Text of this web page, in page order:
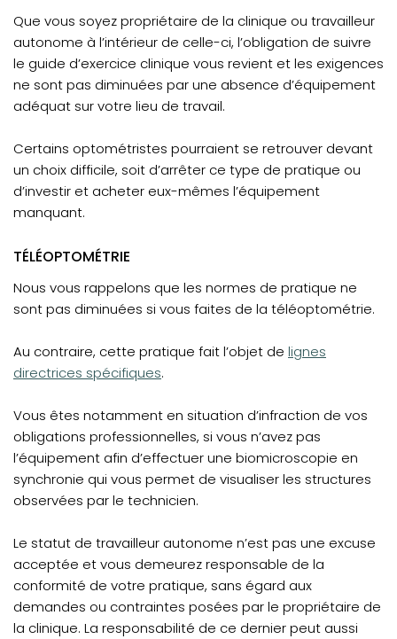
Que vous soyez propriétaire de la clinique ou travailleur
autonome à l’intérieur de celle-ci, l’obligation de suivre
le guide d’exercice clinique vous revient et les exigences
ne sont pas diminuées par une absence d’équipement
adéquat sur votre lieu de travail.
Certains optométristes pourraient se retrouver devant
un choix difficile, soit d’arrêter ce type de pratique ou
d’investir et acheter eux-mêmes l’équipement
manquant.
TÉLÉOPTOMÉTRIE
Nous vous rappelons que les normes de pratique ne
sont pas diminuées si vous faites de la téléoptométrie.
Au contraire, cette pratique fait l’objet de lignes
directrices spécifiques.
Vous êtes notamment en situation d’infraction de vos
obligations professionnelles, si vous n’avez pas
l’équipement afin d’effectuer une biomicroscopie en
synchronie qui vous permet de visualiser les structures
observées par le technicien.
Le statut de travailleur autonome n’est pas une excuse
acceptée et vous demeurez responsable de la
conformité de votre pratique, sans égard aux
demandes ou contraintes posées par le propriétaire de
la clinique. La responsabilité de ce dernier peut aussi